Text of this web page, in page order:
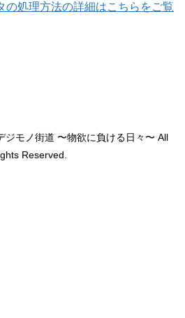
の処理方法の詳細はこちらをご覧
モノ街道 〜物欲に負ける日々〜 All
Reserved.